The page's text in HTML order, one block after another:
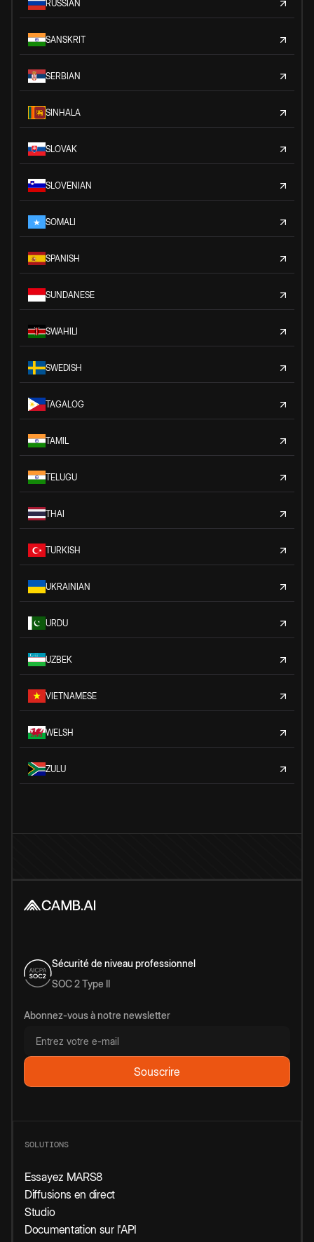
RUSSIAN
SANSKRIT
SERBIAN
SINHALA
SLOVAK
SLOVENIAN
SOMALI
SPANISH
SUNDANESE
SWAHILI
SWEDISH
TAGALOG
TAMIL
TELUGU
THAI
TURKISH
UKRAINIAN
URDU
UZBEK
VIETNAMESE
WELSH
ZULU
Sécurité de niveau professionnel
SOC 2 Type II
Abonnez-vous à notre newsletter
SOLUTIONS
Essayez MARS8
Diffusions en direct
Studio
Documentation sur l'API